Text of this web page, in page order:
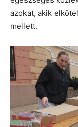
azokat, akik
mellett.